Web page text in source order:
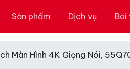
Sản phẩm Dịch vụ Bài
Màn Hình 4K Giọng Nói,